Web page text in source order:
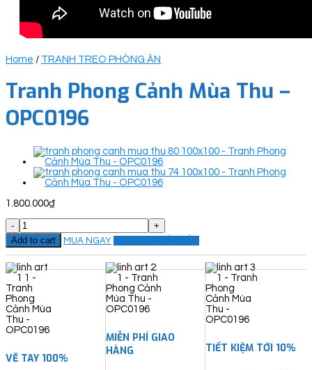
Home / TRANH TREO PHÒNG ĂN
Tranh Phong Cảnh Mùa Thu –
OPC0196
1.800.000₫
Tranh
Phong
Cảnh
Mùa
Thu
-
OPC0196
quantity
Add to cart MUA NGAY ĐẶT THEO YÊU CẦU
VẼ TAY 100%
MIỄN PHÍ GIAO
HÀNG
TIẾT KIỆM TỚI 10%